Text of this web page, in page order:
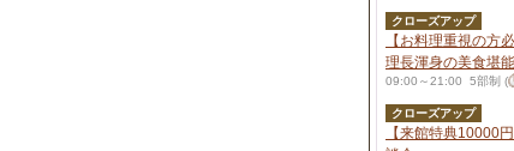
クローズアップ
【お料理重視の方
理長渾身の美食堪
09:00～21:00 5部制 (
クローズアップ
【来館特典10000